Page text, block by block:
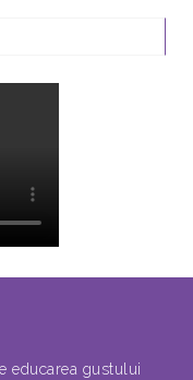
educarea gustului